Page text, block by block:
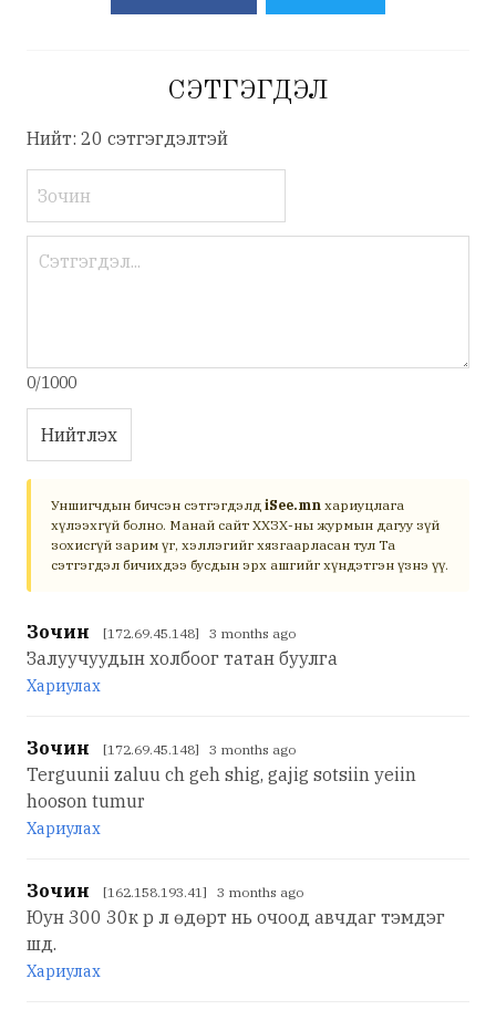
СЭТГЭГДЭЛ
Нийт: 20 сэтгэгдэлтэй
0/1000
Нийтлэх
Уншигчдын бичсэн сэтгэгдэлд iSee.mn хариуцлага
хүлээхгүй болно. Манай сайт ХХЗХ-ны журмын дагуу зүй
зохисгүй зарим үг, хэллэгийг хязгаарласан тул Та
сэтгэгдэл бичихдээ бусдын эрх ашгийг хүндэтгэн үзнэ үү.
Зочин [172.69.45.148] 3 months ago
Залуучуудын холбоог татан буулга
Хариулах
Зочин [172.69.45.148] 3 months ago
Terguunii zaluu ch geh shig, gajig sotsiin yeiin
hooson tumur
Хариулах
Зочин [162.158.193.41] 3 months ago
Юун 300 30к р л өдөрт нь очоод авчдаг тэмдэг
шд.
Хариулах